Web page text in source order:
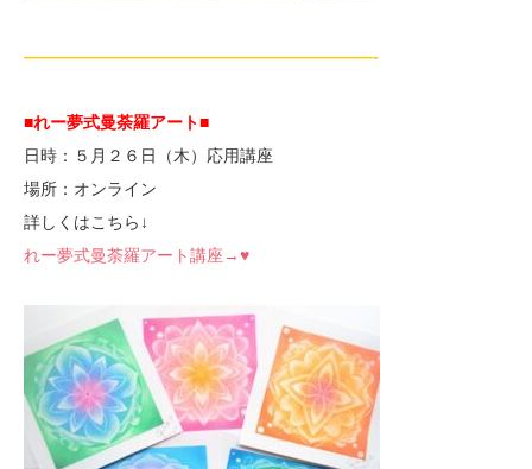
—————————————————————-
■れー夢式曼荼羅アート■
日時：５月２６日（木）応用講座
場所：オンライン
詳しくはこちら↓
れー夢式曼荼羅アート講座→♥